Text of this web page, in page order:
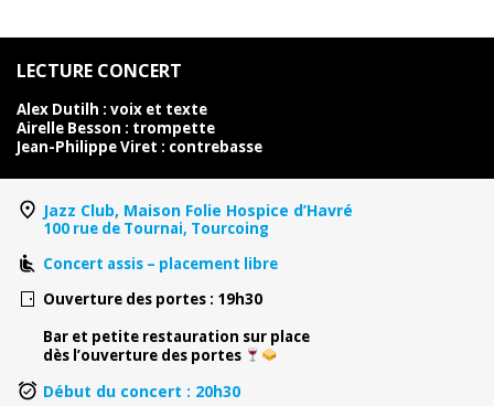
LECTURE CONCERT
Alex Dutilh : voix et texte
Airelle Besson : trompette
Jean-Philippe Viret : contrebasse
Jazz Club, Maison Folie Hospice d’Havré
100 rue de Tournai, Tourcoing
Concert assis – placement libre
Ouverture des portes : 19h30
Bar et petite restauration sur place
dès l’ouverture des portes
Début du concert : 20h30